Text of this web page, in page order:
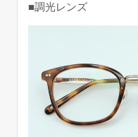
■調光レンズ